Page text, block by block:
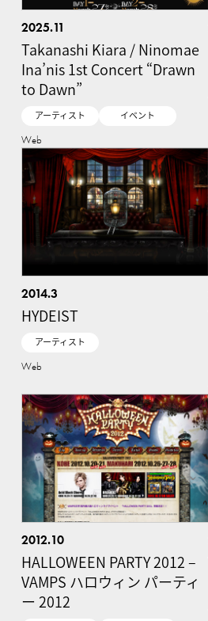
2025.11
Takanashi Kiara / Ninomae
Ina’nis 1st Concert “Drawn
to Dawn”
アーティスト イベント
Web
2014.3
HYDEIST
アーティスト
Web
2012.10
HALLOWEEN PARTY 2012 –
VAMPS ハロウィン パーティ
ー 2012